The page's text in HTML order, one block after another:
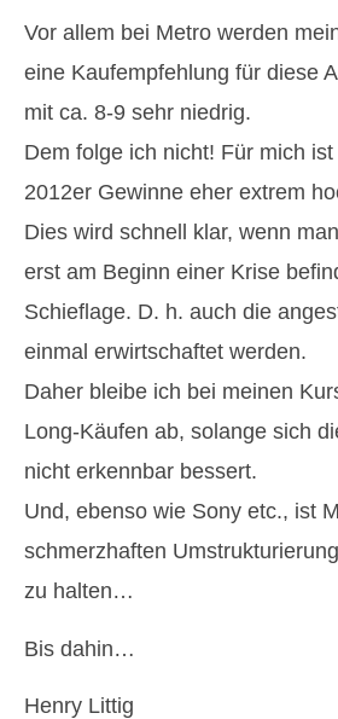
Vor allem bei Metro werden
eine Kaufempfehlung für diese
mit ca. 8-9 sehr niedrig.
Dem folge ich nicht! Für mich
2012er Gewinne eher extrem
Dies wird schnell klar, wenn
erst am Beginn einer Krise
Schieflage. D. h. auch die
einmal erwirtschaftet werden.
Daher bleibe ich bei meinen
Long-Käufen ab, solange sich
nicht erkennbar bessert.
Und, ebenso wie Sony etc., ist
schmerzhaften
zu halten…
Bis dahin…
Henry Littig